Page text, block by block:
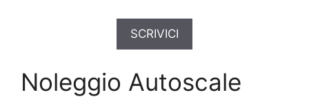
SCRIVICI
Noleggio Autoscale